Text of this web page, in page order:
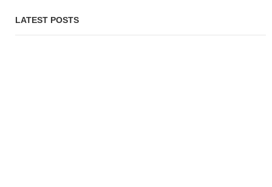
LATEST POSTS